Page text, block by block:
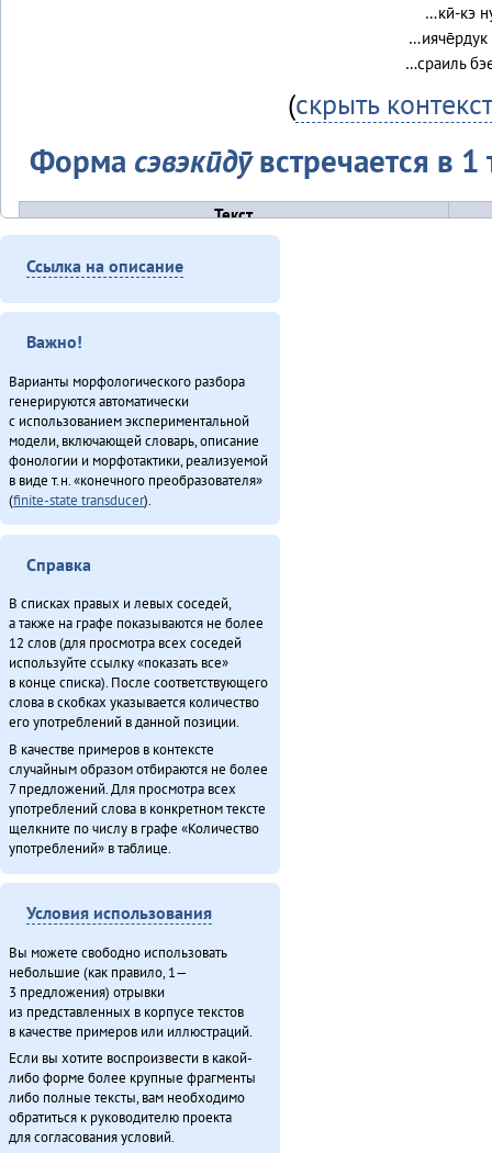
…кӣ-кэ
…ияче̄рдук
…сраиль
(скрыть контекст
Форма сэвэкӣдӯвстречается в 1
Текст
Онё̄вувча̄л Библия Улгӯрилин (2011)
Итого
Ссылка на описание
Важно!
Варианты морфологического разбора
генерируются автоматически
с использованием экспериментальной
модели, включающей словарь, описание
фонологии и морфотактики, реализуемой
в виде т.н. «конечного преобразователя»
(finite-state transducer).
Справка
В списках правых и левых соседей,
а также на графе показываются не более
12 слов (для просмотра всех соседей
используйте ссылку «показать все»
в конце списка). После соответствующего
слова в скобках указывается количество
его употреблений в данной позиции.
В качестве примеров в контексте
случайным образом отбираются не более
7 предложений. Для просмотра всех
употреблений слова в конкретном тексте
щелкните по числу в графе «Количество
употреблений» в таблице.
Условия использования
Вы можете свободно использовать
небольшие (как правило, 1—
3 предложения) отрывки
из представленных в корпусе текстов
в качестве примеров или иллюстраций.
Если вы хотите воспроизвести в какой-
либо форме более крупные фрагменты
либо полные тексты, вам необходимо
обратиться к руководителю проекта
для согласования условий.